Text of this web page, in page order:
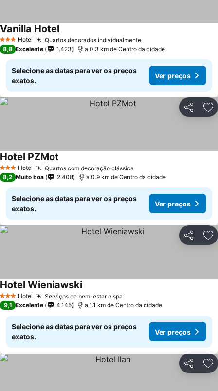
3 EstrelasHotel Quartos decorados individualmenteVer preços
Vanilla HotelVer preços
8,8 Excelente 1.423 a 0.3 km de Centro da cidade
Selecione as datas para ver os preços
exatos.
Ver preços
Partilhar
3 EstrelasHotel Quartos com decoração clássica
Hotel PZMot
8,2 Muito boa 2.408 a 0.9 km de Centro da cidade
Selecione as datas para ver os preços
exatos.
Ver preços
Partilhar
3 EstrelasHotel Serviços de bem-estar e spa
Hotel WieniawskiVer preços
9,1 Excelente 4.145 a 1.1 km de Centro da cidade
Selecione as datas para ver os preços
exatos.
Ver preços
Partilhar